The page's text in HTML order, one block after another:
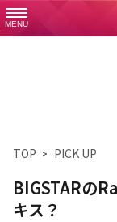
MENU
TOP PICK UP
BIGSTARの
キス？